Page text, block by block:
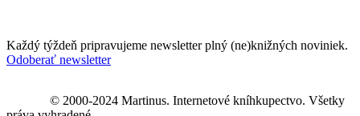
Každý týždeň pripravujeme newsletter plný (ne)knižných noviniek.
Odoberať newsletter
© 2000-2024 Martinus. Internetové kníhkupectvo. Všetky